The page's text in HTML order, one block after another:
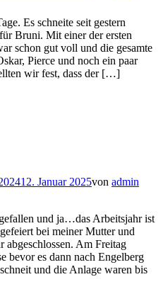
Es schneite seit gestern
Bruni. Mit einer der ersten
schon gut voll und die gesamte
Pierce und noch ein paar
wir fest, dass der […]
12. Januar 2025von admin
und ja…das Arbeitsjahr ist
bei meiner Mutter und
abgeschlossen. Am Freitag
bevor es dann nach Engelberg
und die Anlage waren bis